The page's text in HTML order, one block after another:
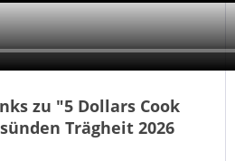
zu "5 Dollars Cook
Trägheit 2026